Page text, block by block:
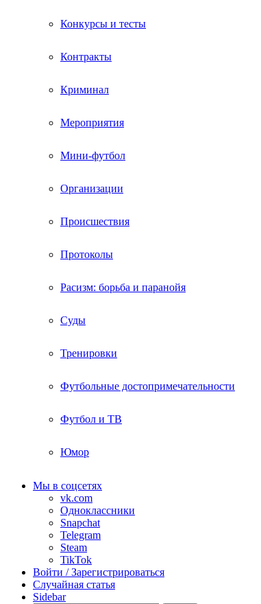
Конкурсы и тесты
Контракты
Криминал
Мероприятия
Мини-футбол
Организации
Происшествия
Протоколы
Расизм: борьба и паранойя
Суды
Тренировки
Футбольные достопримечательности
Футбол и ТВ
Юмор
Мы в соцсетях
vk.com
Одноклассники
Snapchat
Telegram
Steam
TikTok
Войти / Зарегистрироваться
Случайная статья
Sidebar